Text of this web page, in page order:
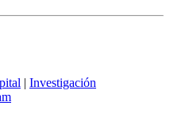
| Investigación